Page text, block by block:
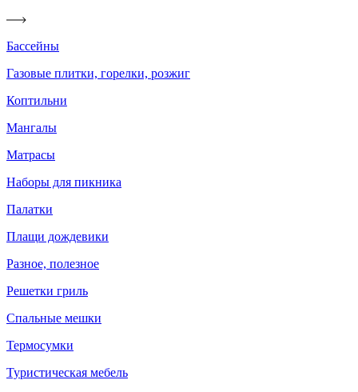
Бассейны
Газовые плитки, горелки, розжиг
Коптильни
Мангалы
Матрасы
Наборы для пикника
Палатки
Плащи дождевики
Разное, полезное
Решетки гриль
Спальные мешки
Термосумки
Туристическая мебель